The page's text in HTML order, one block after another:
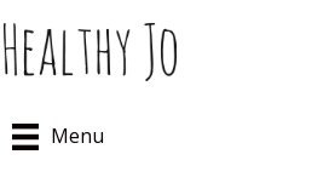
Menu